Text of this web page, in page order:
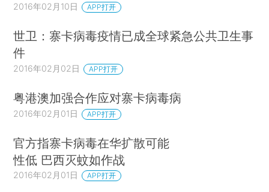
2016年02月10日 APP打开
世卫：寨卡病毒疫情已成全球紧急公共卫生事
件
2016年02月02日 APP打开
粤港澳加强合作应对寨卡病毒病
2016年02月01日 APP打开
官方指寨卡病毒在华扩散可能
性低 巴西灭蚊如作战
2016年02月01日 APP打开